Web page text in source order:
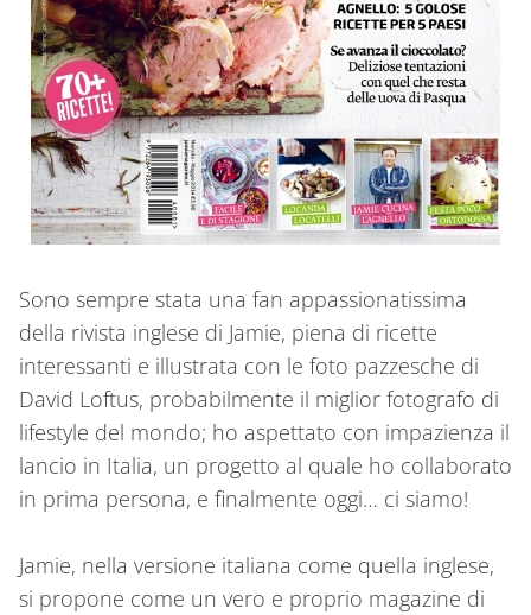
Sono sempre stata una fan appassionatissima
della rivista inglese di Jamie, piena di ricette
interessanti e illustrata con le foto pazzesche di
David Loftus, probabilmente il miglior fotografo di
lifestyle del mondo; ho aspettato con impazienza il
lancio in Italia, un progetto al quale ho collaborato
in prima persona, e finalmente oggi… ci siamo!
Jamie, nella versione italiana come quella inglese,
si propone come un vero e proprio magazine di